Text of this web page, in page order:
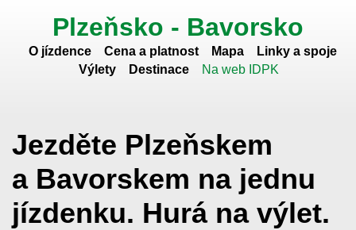
Plzeňsko - Bavorsko
O jízdence Cena a platnost Mapa
Linky a spoje
Výlety
Destinace Na web IDPK
Jezděte Plzeňskem
a Bavorskem na jednu
jízdenku. Hurá na výlet.